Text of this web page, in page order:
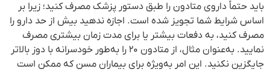
باید حتماً داروی متادون را طبق دستور پزشک مصرف کنید؛ زیرا بر
اساس شرایط شما تجویز شده است. اجازه ندهید بیش از حد دارو را
مصرف کنید، به دفعات بیشتر یا برای مدت زمان بیشتری مصرف
نمایید. به‌عنوان مثال، از متادون ۲۰ را به‌طور خودسرانه با دوز بالاتر
جایگزین نکنید. این امر به‌ویژه برای بیماران مسن که ممکن است